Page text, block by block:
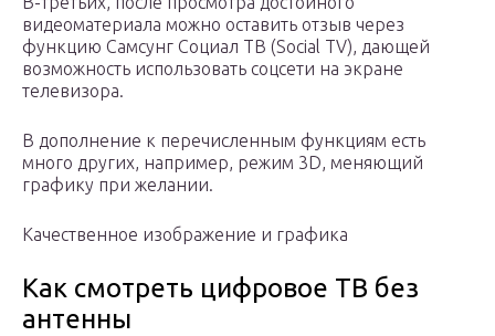
видеоматериала можно оставить отзыв через
функцию Самсунг Социал ТВ (Social TV), дающей
возможность использовать соцсети на экране
телевизора.
В дополнение к перечисленным функциям есть
много других, например, режим 3D, меняющий
графику при желании.
Качественное изображение и графика
Как смотреть цифровое ТВ без
антенны